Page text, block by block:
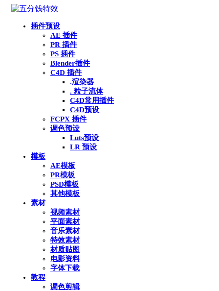
插件预设
AE 插件
PR 插件
PS 插件
Blender插件
C4D 插件
.渲染器
. 粒子流体
C4D常用插件
C4D预设
FCPX 插件
调色预设
Luts预设
LR 预设
模板
AE模板
PR模板
PSD模板
其他模板
素材
视频素材
平面素材
音乐素材
特效素材
材质贴图
电影资料
字体下载
教程
调色剪辑